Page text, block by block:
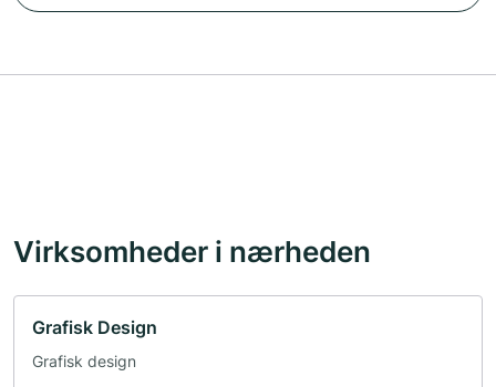
Virksomheder i nærheden
Grafisk Design
Grafisk design